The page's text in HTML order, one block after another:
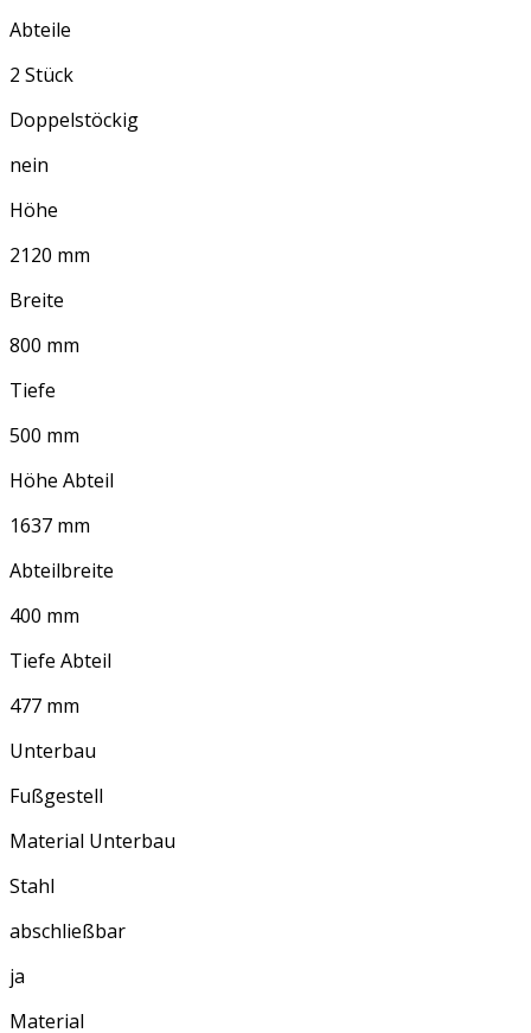
Abteile
2 Stück
Doppelstöckig
nein
Höhe
2120 mm
Breite
800 mm
Tiefe
500 mm
Höhe Abteil
1637 mm
Abteilbreite
400 mm
Tiefe Abteil
477 mm
Unterbau
Fußgestell
Material Unterbau
Stahl
abschließbar
ja
Material